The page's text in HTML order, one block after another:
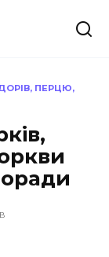
ПЕРЦЮ,